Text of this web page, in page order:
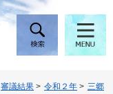
審議結果 > 令和２年 > 三郷